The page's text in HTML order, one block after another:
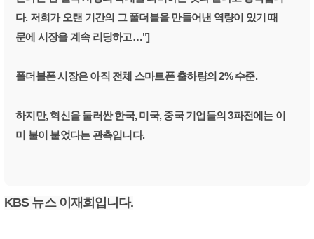
다. 저희가 오랜 기간의 그 폴더블을 만들어낸 역량이 있기 때
문에 시장을 계속 리딩하고…"]
폴더블폰 시장은 아직 전체 스마트폰 출하량의 2% 수준.
하지만, 혁신을 둘러싼 한국, 미국, 중국 기업들의 3파전에는 이
미 불이 붙었다는 관측입니다.
KBS 뉴스 이재희입니다.